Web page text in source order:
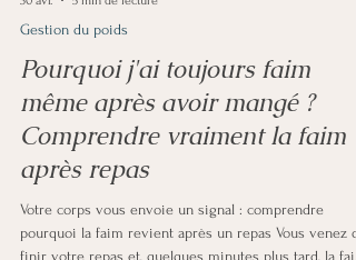
30 avr. 5 min de lecture
Gestion du poids
Pourquoi j'ai toujours faim
même après avoir mangé ?
Comprendre vraiment la faim